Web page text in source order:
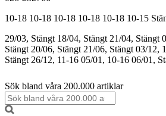
10-18 10-18 10-18 10-18 10-18 10-15
29/03, Stängt 18/04, Stängt 21/04, Stängt
Stängt 20/06, Stängt 21/06, Stängt 03/12,
Stängt 26/12, 11-16 05/01, 10-16 06/01,
Sök bland våra 200.000 artiklar